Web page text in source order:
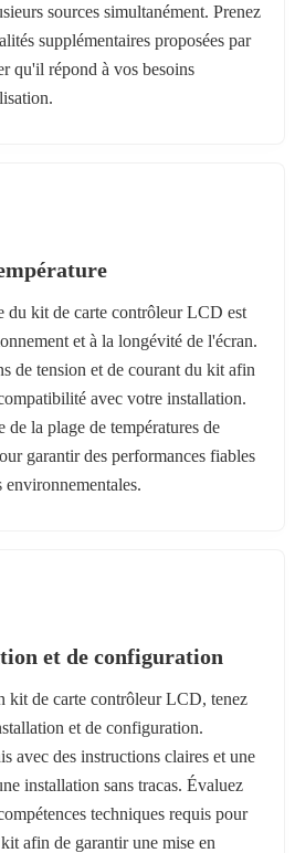
sources simultanément. Prenez
supplémentaires proposées par
qu'il répond à vos besoins
du kit de carte contrôleur LCD est
et à la longévité de l'écran.
de tension et de courant du kit afin
avec votre installation.
de la plage de températures de
garantir des performances fiables
et de configuration
kit de carte contrôleur LCD, tenez
et de configuration.
avec des instructions claires et une
installation sans tracas. Évaluez
techniques requis pour
afin de garantir une mise en